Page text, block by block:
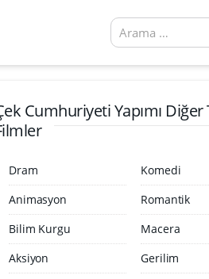
Arama sonuçları:
Cumhuriyeti Yapımı
Dram
Komedi
Animasyon
Romantik
Bilim Kurgu
Macera
Aksiyon
Gerilim